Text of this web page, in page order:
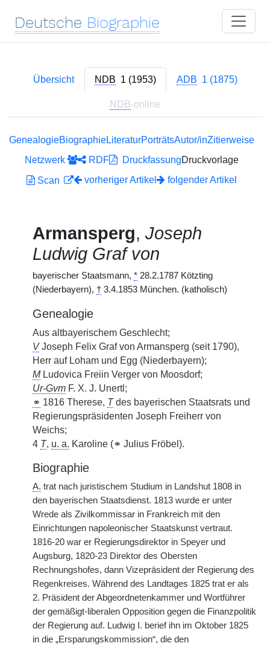
Deutsche Biographie
Übersicht NDB 1 (1953) ADB 1 (1875)
NDB-online
GenealogieBiographieLiteraturPorträtsAutor/inZitierweise
Netzwerk
RDF DruckfassungDruckvorlage
Scan
vorheriger Artikel folgender Artikel
Armansperg, Joseph
Ludwig Graf von
bayerischer Staatsmann, * 28.2.1787 Kötzting
(Niederbayern), † 3.4.1853 München. (katholisch)
Genealogie
Aus altbayerischem Geschlecht;
VJoseph Felix Graf von Armansperg (seit 1790),
Herr auf Loham und Egg (Niederbayern);
MLudovica Freiin Verger von Moosdorf;
Ur-Gvm F. X. J. Unertl;
⚭ 1816 Therese, Tdes bayerischen Staatsrats und
Regierungspräsidenten Joseph Freiherr von
Weichs;
4 T, u. a. Karoline (⚭ Julius Fröbel).
Biographie
A. trat nach juristischem Studium in Landshut 1808 in
den bayerischen Staatsdienst. 1813 wurde er unter
Wrede als Zivilkommissar in Frankreich mit den
Einrichtungen napoleonischer Staatskunst vertraut.
1816-20 war er Regierungsdirektor in Speyer und
Augsburg, 1820-23 Direktor des Obersten
Rechnungshofes, dann Vizepräsident der Regierung des
Regenkreises. Während des Landtages 1825 trat er als
2. Präsident der Abgeordnetenkammer und Wortführer
der gemäßigt-liberalen Opposition gegen die Finanzpolitik
der Regierung auf. Ludwig I. berief ihn im Oktober 1825
in die „Ersparungskommission“, die den